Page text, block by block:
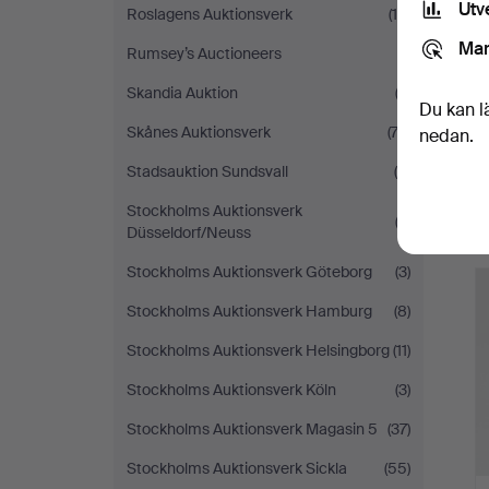
Roslagens Auktionsverk
(18)
Rumsey’s Auctioneers
Skandia Auktion
(2)
Skånes Auktionsverk
(73)
Stadsauktion Sundsvall
(5)
Stockholms Auktionsverk
Düsseldorf/Neuss
(3)
Stockholms Auktionsverk Göteborg
(3)
Stockholms Auktionsverk Hamburg
(8)
Stockholms Auktionsverk Helsingborg(11)
Stockholms Auktionsverk Köln
(3)
Stockholms Auktionsverk Magasin 5 (37)
Stockholms Auktionsverk Sickla
(55)
Du kan
nedan.